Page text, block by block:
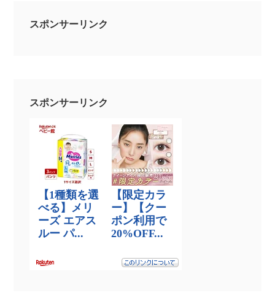
スポンサーリンク
スポンサーリンク